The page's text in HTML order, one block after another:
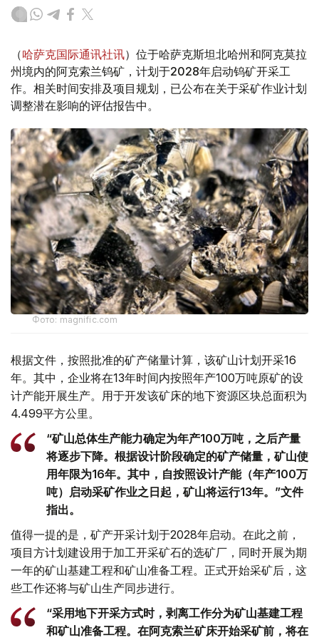
（哈萨克国际通讯社讯）位于哈萨克斯坦北哈州和阿克莫拉
州境内的阿克索兰钨矿，计划于2028年启动钨矿开采工
作。相关时间安排及项目规划，已公布在关于采矿作业计划
调整潜在影响的评估报告中。
Фото: magnific.com
根据文件，按照批准的矿产储量计算，该矿山计划开采16
年。其中，企业将在13年时间内按照年产100万吨原矿的设
计产能开展生产。用于开发该矿床的地下资源区块总面积为
4.499平方公里。
“矿山总体生产能力确定为年产100万吨，之后产量
将逐步下降。根据设计阶段确定的矿产储量，矿山使
用年限为16年。其中，自按照设计产能（年产100万
吨）启动采矿作业之日起，矿山将运行13年。”文件
指出。
值得一提的是，矿产开采计划于2028年启动。在此之前，
项目方计划建设用于加工开采矿石的选矿厂，同时开展为期
一年的矿山基建工程和矿山准备工程。正式开始采矿后，这
些工作还将与矿山生产同步进行。
“采用地下开采方式时，剥离工作分为矿山基建工程
和矿山准备工程。在阿克索兰矿床开始采矿前，将在